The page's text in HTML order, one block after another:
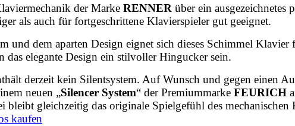
der Marke RENNER über ein
als auch für fortgeschrittene Klavierspieler gut geeignet.
und dem aparten Design eignet sich dieses Schimmel
elegante Design ein stilvoller Hingucker sein.
derzeit kein Silentsystem. Auf Wunsch und gegen einen
neuen „Silencer System“ der Premiummarke FEURICH
gleichzeitig das originale Spielgefühl des
kaufen